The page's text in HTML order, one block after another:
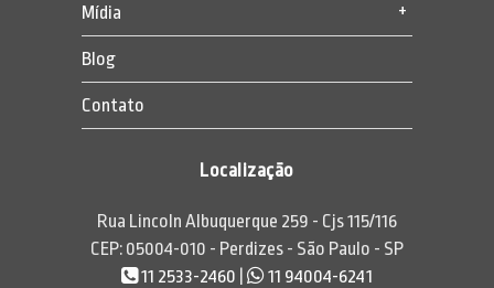
Mídia
Blog
Contato
Localização
Rua Lincoln Albuquerque 259 - Cjs 115/116
CEP: 05004-010 - Perdizes - São Paulo - SP
11 2533-2460
11 94004-6241